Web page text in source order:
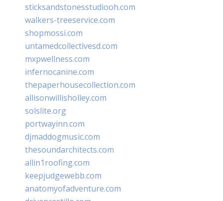
sticksandstonesstudiooh.com
walkers-treeservice.com
shopmossi.com
untamedcollectivesd.com
mxpwellness.com
infernocanine.com
thepaperhousecollection.com
allisonwillisholley.com
solslite.org
portwayinn.com
djmaddogmusic.com
thesoundarchitects.com
allin1roofing.com
keepjudgewebb.com
anatomyofadventure.com